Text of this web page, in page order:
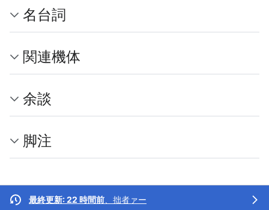
名台詞
関連機体
余談
脚注
最終更新: 22 時間前 拙者ァー